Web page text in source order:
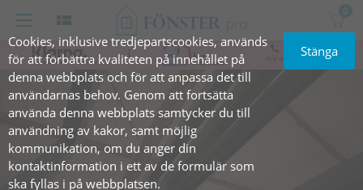
Cookies, inklusive tredjepartscookies, används
för att förbättra kvaliteten på innehållet på
denna webbplats och för att anpassa det till
användarnas behov. Genom att fortsätta
använda denna webbplats samtycker du till
användning av kakor, samt möjlig
kommunikation, om du anger din
kontaktinformation i ett av de formulär som
ska fyllas i på webbplatsen.
Stänga
0
+47 919 069 35
Ring oss - experthjälp för fönster &